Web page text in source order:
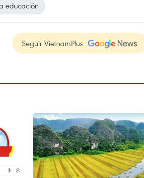
educación
Seguir VietnamPlus